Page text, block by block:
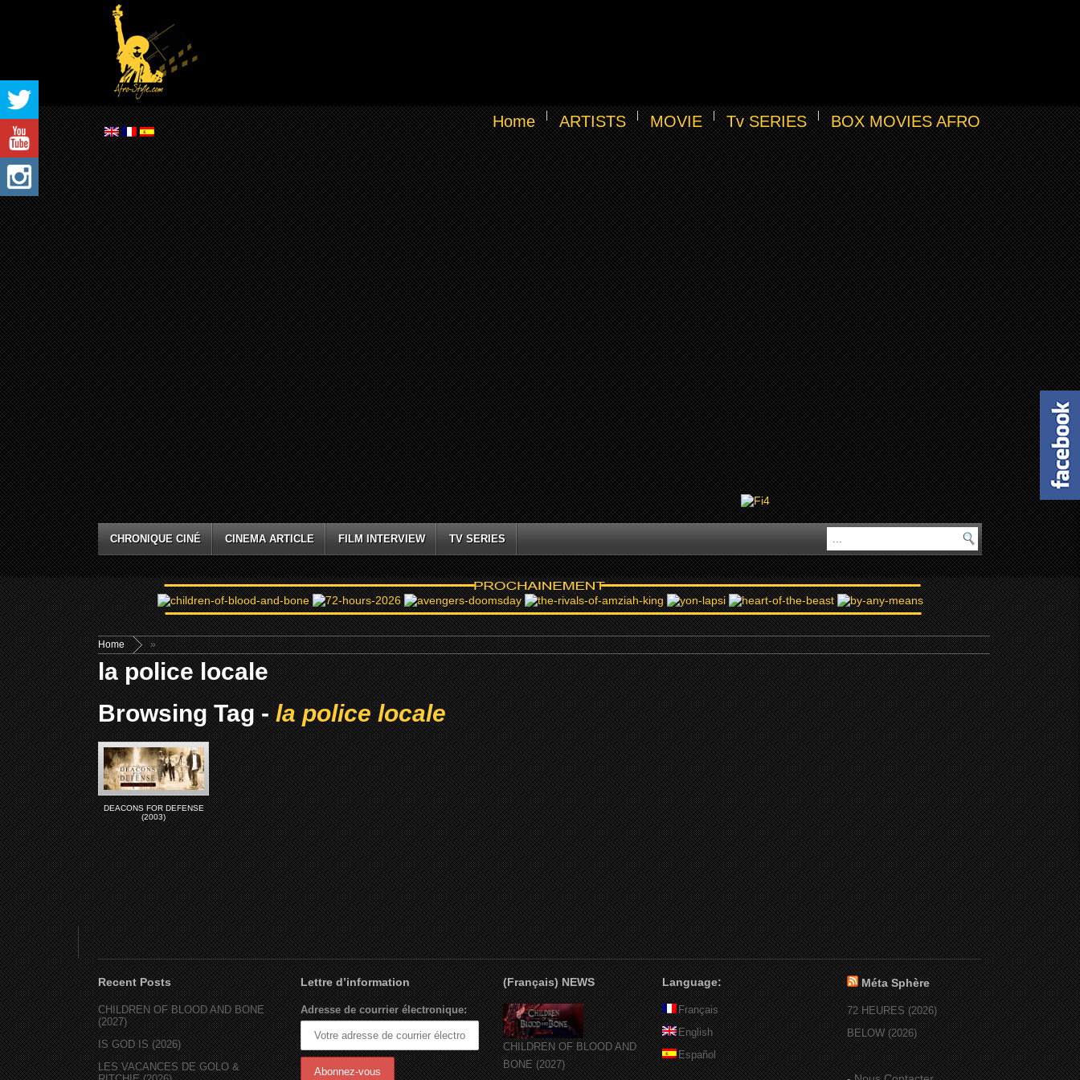
Home ARTISTS MOVIE Tv SERIES BOX MOVIES AFRO
CHRONIQUE CINÉ CINEMA ARTICLE FILM INTERVIEW TV SERIES
Home »
la police locale
Browsing Tag -la police locale
DEACONS FOR DEFENSE
(2003)
Recent Posts
CHILDREN OF BLOOD AND BONE
(2027)
IS GOD IS (2026)
LES VACANCES DE GOLO &
Lettre d’information
Adresse de courrier électronique:
(Français) NEWS
CHILDREN OF BLOOD AND
BONE (2027)
Language:
Français
English
Español
Méta Sphère
72 HEURES (2026)
BELOW (2026)